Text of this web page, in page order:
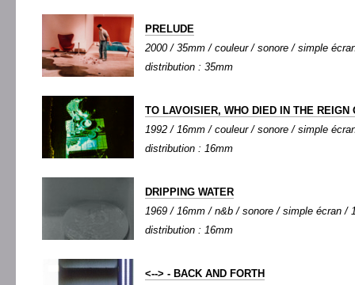
PRELUDE
2000 / 35mm / couleur / sonore / simple
distribution : 35mm
TO LAVOISIER, WHO DIED IN THE REIGN
1992 / 16mm / couleur / sonore / simple
distribution : 16mm
DRIPPING WATER
1969 / 16mm / n&b / sonore / simple écran /
distribution : 16mm
<--> - BACK AND FORTH